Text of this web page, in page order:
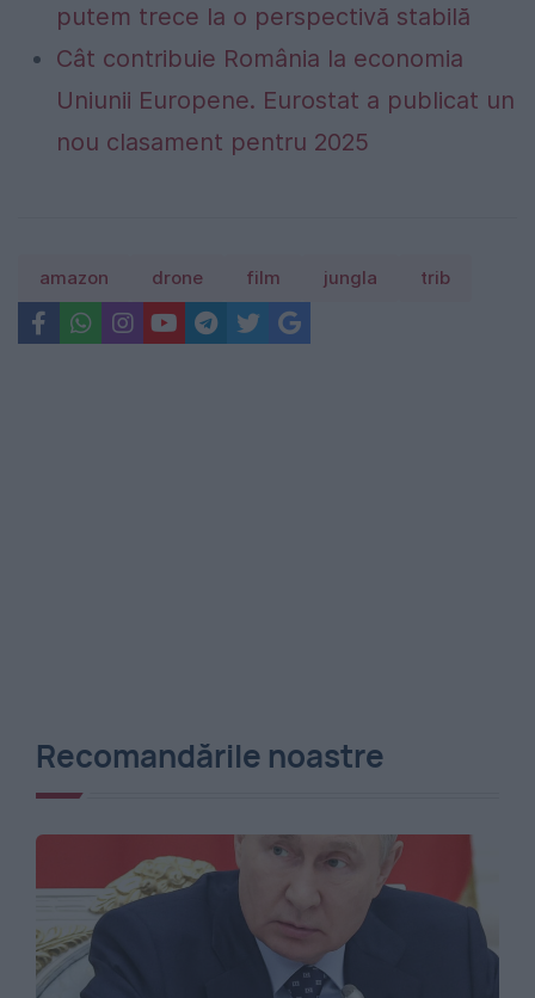
putem trece la o perspectivă stabilă
Cât contribuie România la economia
Uniunii Europene. Eurostat a publicat un
nou clasament pentru 2025
amazon drone film jungla trib
Recomandările noastre